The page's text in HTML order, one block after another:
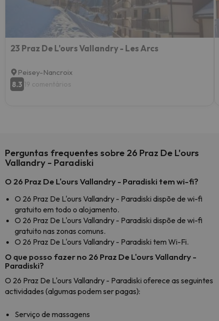
23 Praz De L'ours Vallandry - Les Arcs
Peisey-Nancroix
8.3 19 comentários
Perguntas frequentes sobre 26 Praz De L'ours
Vallandry - Paradiski
O 26 Praz De L'ours Vallandry - Paradiski tem wi-fi?
O 26 Praz De L'ours Vallandry - Paradiski dispõe de wi-fi
gratuito em todo o alojamento.
O 26 Praz De L'ours Vallandry - Paradiski dispõe de wi-fi
gratuito nas zonas comuns.
O 26 Praz De L'ours Vallandry - Paradiski tem Wi-Fi.
O que posso fazer no 26 Praz De L'ours Vallandry -
Paradiski?
O 26 Praz De L'ours Vallandry - Paradiski oferece as seguintes
actividades (algumas podem ser pagas):
Serviço de massagens